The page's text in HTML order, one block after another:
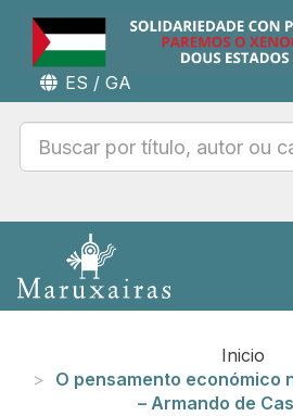
ES / GA
Inicio
O pensamento económico
– Armando de